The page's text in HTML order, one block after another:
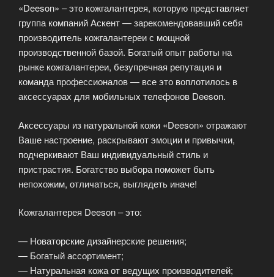
«Deeson» – это кожгалантерея, которую представляет
группа компаний Аскент — зарекомендовавший себя
производитель кожгалантереи с мощной
производственной базой. Богатый опыт работы на
рынке кожгалантереи, безупречная репутация и
команда профессионалов — все это воплотилось в
аксессуарах для мобильных телефонов Deeson.
Аксессуары из натуральной кожи «Deeson» отражают
Ваше настроение, раскрывают эмоции и привычки,
подчеркивают Ваш индивидуальный стиль и
пристрастия. Богатство выбора поможет быть
непохожим, отличаться, выглядеть иначе!
Кожгалантерея Deeson – это:
— Новаторские дизайнерские решения;
— Богатый ассортимент;
— Натуральная кожа от ведущих производителей;